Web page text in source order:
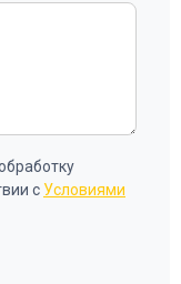
с Условиями